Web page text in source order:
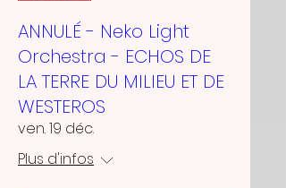
ANNULÉ - Neko Light
Orchestra - ECHOS DE
LA TERRE DU MILIEU ET DE
WESTEROS
ven. 19 déc.
Plus d'infos